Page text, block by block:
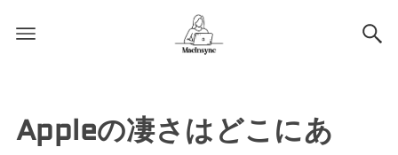
Appleの凄さはどこにあ